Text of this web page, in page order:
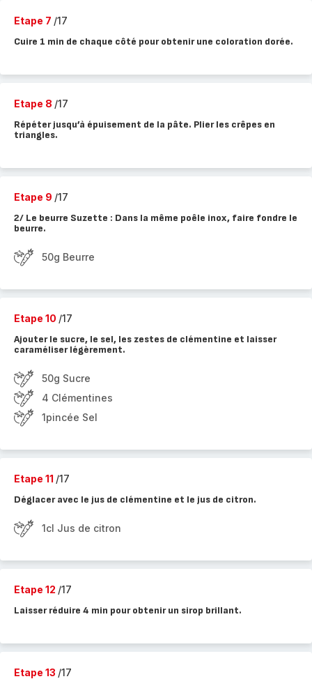
Etape 7 /17
Cuire 1 min de chaque côté pour obtenir une coloration dorée.
Etape 8 /17
Répéter jusqu’à épuisement de la pâte. Plier les crêpes en
triangles.
Etape 9 /17
2/ Le beurre Suzette : Dans la même poêle inox, faire fondre le
beurre.
50g Beurre
Etape 10 /17
Ajouter le sucre, le sel, les zestes de clémentine et laisser
caraméliser légèrement.
50g Sucre
4 Clémentines
1pincée Sel
Etape 11 /17
Déglacer avec le jus de clémentine et le jus de citron.
1cl Jus de citron
Etape 12 /17
Laisser réduire 4 min pour obtenir un sirop brillant.
Etape 13 /17